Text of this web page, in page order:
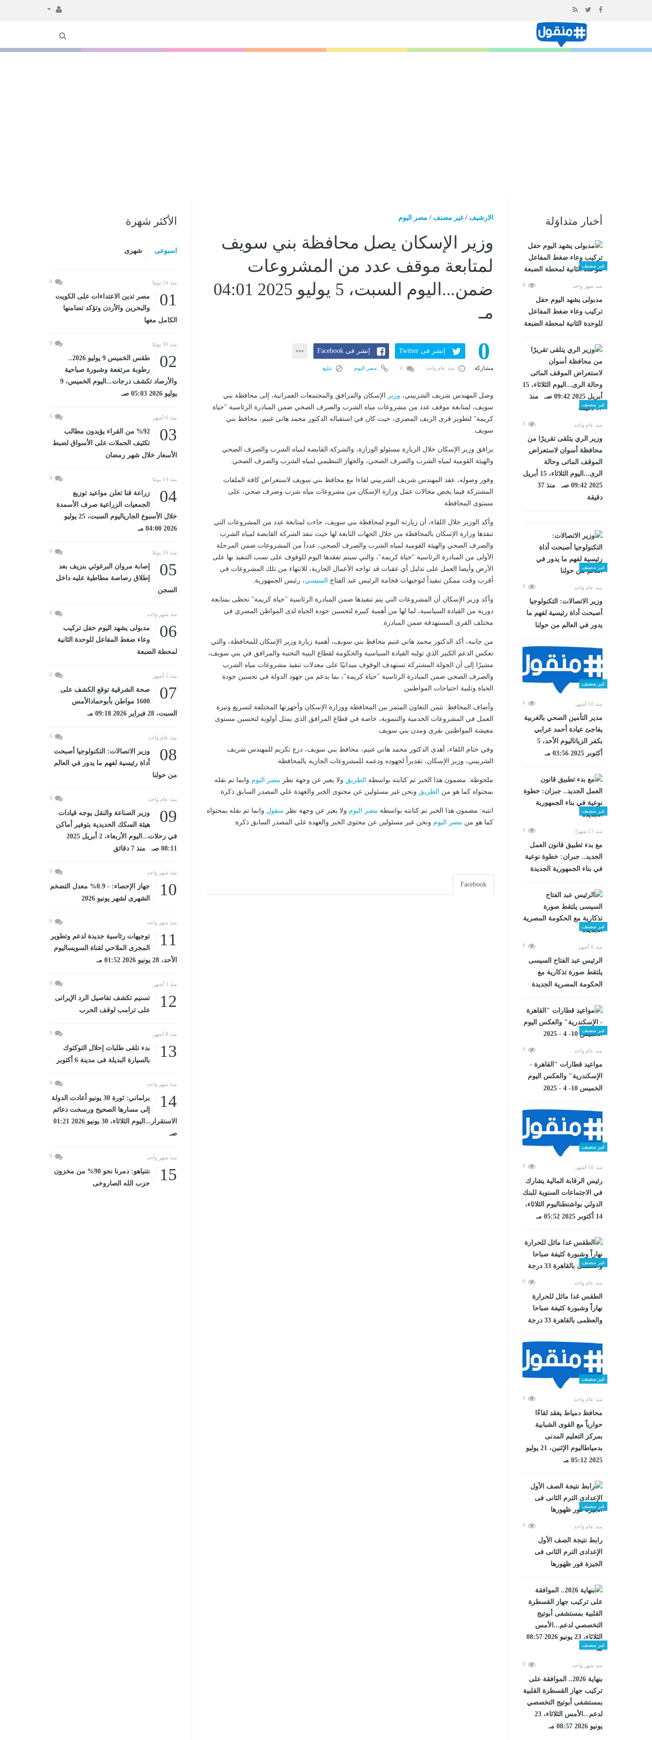
المحتوى
أخبار متداوَلة
غير مصنف
منذ شهر واحد 0
مدبولى يشهد اليوم حفل
تركيب وعاء ضغط المفاعل
للوحدة الثانية لمحطة الضبعة
غير مصنف
منذ عام واحد 0
وزير الري يتلقى تقريرًا من
محافظة أسوان لاستعراض
الموقف المائى وحالة
الرى...اليوم الثلاثاء، 15 أبريل
2025 09:42 صـ منذ 37
دقيقة
غير مصنف
منذ عام واحد 0
وزير الاتصالات: التكنولوجيا
أصبحت أداة رئيسية لفهم ما
يدور في العالم من حولنا
غير مصنف
منذ 10 أشهر 0
مدير التأمين الصحي بالغربية
يفاجئ عيادة أحمد عرابي
بكفر الزياتاليوم الأحد، 5
أكتوبر 2025 03:56 مـ
غير مصنف
منذ 11 شهرًا 0
مع بدء تطبيق قانون العمل
الجديد.. جبران: خطوة نوعية
في بناء الجمهورية الجديدة
غير مصنف
منذ 6 أشهر 0
الرئيس عبد الفتاح السيسى
يلتقط صورة تذكارية مع
الحكومة المصرية الجديدة
غير مصنف
منذ عام واحد 0
مواعيد قطارات "القاهرة -
الإسكندرية" والعكس اليوم
الخميس 10- 4 - 2025
غير مصنف
منذ 10 أشهر 0
رئيس الرقابة المالية يشارك
في الاجتماعات السنوية للبنك
الدولي بواشنطناليوم الثلاثاء،
14 أكتوبر 2025 05:52 مـ
غير مصنف
منذ عام واحد 0
الطقس غدا مائل للحرارة
نهاراً وشبورة كثيفة صباحا
والعظمى بالقاهرة 33 درجة
غير مصنف
منذ عام واحد 0
محافظ دمياط يعقد لقاءًا
حوارياً مع القوى الشبابية
بمركز التعليم المدنى
بدمياطاليوم الإثنين، 21 يوليو
2025 05:12 مـ
غير مصنف
منذ عام واحد 0
رابط نتيجة الصف الأول
الإعدادى الترم الثانى فى
الجيزة فور ظهورها
غير مصنف
منذ شهر واحد 0
بنهاية 2026.. الموافقة على
تركيب جهاز القسطرة القلبية
بمستشفى أبوتيج التخصصي
لدعم...الأمس الثلاثاء، 23
يونيو 2026 08:57 مـ
الارشيف /غير مصنف / مصر اليوم
وزير الإسكان يصل محافظة بني سويف
لمتابعة موقف عدد من المشروعات
ضمن...اليوم السبت، 5 يوليو 2025 04:01
مـ
0
مشاركة
إنشر فى Twitter إنشر فى Facebook
منذ عام واحد مصر اليوم تبليغ
وصل المهندس شريف الشربيني، وزير
الإسكان والمرافق والمجتمعات العمرانية، إلى محافظة بني
سويف، لمتابعة موقف عدد من مشروعات مياه الشرب والصرف الصحي ضمن المبادرة الرئاسية "حياة
كريمة" لتطوير قرى الريف المصري، حيث كان في استقباله الدكتور محمد هاني غنيم، محافظ بني
سويف.
يرافق وزير الإسكان خلال الزيارة مسئولو الوزارة، والشركة القابضة لمياه الشرب والصرف الصحي
والهيئة القومية لمياه الشرب والصرف الصحي، والجهاز التنظيمي لمياه الشرب والصرف الصحي.
وفور وصوله، عقد المهندس شريف الشربيني لقاءا مع محافظ بني سويف لاستعراض كافة الملفات
المشتركة فيما يخص مجالات عمل وزارة الإسكان من مشروعات مياه شرب وصرف صحي، على
مستوى المحافظة.
وأكد الوزير خلال اللقاء، أن زيارته اليوم لمحافظة بني سويف، جاءت لمتابعة عدد من المشروعات التي
تنفذها وزارة الإسكان بالمحافظة من خلال الجهات التابعة لها حيث تنفذ الشركة القابضة لمياه الشرب
والصرف الصحي والهيئة القومية لمياه الشرب والصرف الصحي، عددآ من المشروعات ضمن المرحلة
الأولى من المبادرة الرئاسية "حياة كريمة"، والتي سيتم تفقدها اليوم للوقوف على نسب التنفيذ بها على
الأرض وأيضا العمل على تذليل أي عقبات قد تواجه الأعمال الجارية، للانتهاء من تلك المشروعات في
أقرب وقت ممكن تنفيذاً لتوجيهات فخامة الرئيس عبد الفتاح
السيسي، رئيس الجمهورية.
وأكد وزير الإسكان أن المشروعات التي يتم تنفيذها ضمن المبادرة الرئاسية "حياة كريمة" تحظى بمتابعة
دورية من القيادة السياسية، لما لها من أهمية كبيرة لتحسين جودة الحياة لدى المواطن المصري في
مختلف القرى المستهدفة ضمن المبادرة.
من جانبه، أكد الدكتور محمد هاني غنيم محافظ بني سويف، أهمية زيارة وزير الإسكان للمحافظة، والتي
تعكس الدعم الكبير الذي توليه القيادة السياسية والحكومة لقطاع البنية التحتية والمرافق في بني سويف،
مشيرًا إلى أن الجولة المشتركة تستهدف الوقوف ميدانيًا على معدلات تنفيذ مشروعات مياه الشرب
والصرف الصحي ضمن المبادرة الرئاسية "حياة كريمة"، بما يدعم من جهود الدولة في تحسين جودة
الحياة وتلبية احتياجات المواطنين.
وأضاف المحافظ: نثمن التعاون المثمر بين المحافظة ووزارة الإسكان وأجهزتها المختلفة لتسريع وتيرة
العمل في المشروعات الخدمية والتنموية، خاصة في قطاع المرافق الذي يمثل أولوية لتحسين مستوى
معيشة المواطنين بقرى ومدن بني سويف.
وفي ختام اللقاء، أهدى الدكتور محمد هاني غنيم، محافظ بني سويف، درع تكريم للمهندس شريف
الشربيني، وزير الإسكان، تقديراً لجهوده ودعمه للمشروعات الجارية بالمحافظة.
ملحوظة: مضمون هذا الخبر تم كتابته بواسطة الطريق ولا يعبر عن وجهة نظر مصر اليوم وانما تم نقله
بمحتواه كما هو من
الطريق ونحن غير مسئولين عن محتوى الخبر والعهدة علي المصدر السابق ذكرة.
انتبه: مضمون هذا الخبر تم كتابته بواسطة مصر اليوم ولا يعبر عن وجهة نظر منقول وانما تم نقله بمحتواه
كما هو من مصر اليوم ونحن غير مسئولين عن محتوى الخبر والعهدة علي المصدر السابق ذكرة.
Facebook
الأكثر شهرة
اسبوعى شهرى
منذ 24 يومًا 0
01
مصر تدين الاعتداءات على الكويت
والبحرين والأردن وتؤكد تضامنها
الكامل معها
منذ 30 يومًا 0
02
طقس الخميس 9 يوليو 2026..
رطوبة مرتفعة وشبورة صباحية
والأرصاد تكشف درجات...اليوم الخميس، 9
يوليو 2026 05:03 صـ
منذ 6 أشهر 0
03
%92 من القراء يؤيدون مطالب
تكثيف الحملات على الأسواق لضبط
الأسعار خلال شهر رمضان
منذ 14 يومًا 0
04
زراعة قنا تعلن مواعيد توزيع
الجمعيات الزراعية صرف الأسمدة
خلال الأسبوع الجارياليوم السبت، 25 يوليو
2026 04:00 مـ
منذ 26 يومًا 0
05
إصابة مروان البرغوثي بنزيف بعد
إطلاق رصاصة مطاطية عليه داخل
السجن
منذ شهر واحد 0
06
مدبولى يشهد اليوم حفل تركيب
وعاء ضغط المفاعل للوحدة الثانية
لمحطة الضبعة
منذ 5 أشهر 0
07
صحة الشرقية توقع الكشف على
1600 مواطن بأبوحمادالأمس
السبت، 28 فبراير 2026 09:18 مـ
منذ عام واحد 0
08
وزير الاتصالات: التكنولوجيا أصبحت
أداة رئيسية لفهم ما يدور في العالم
من حولنا
منذ عام واحد 0
09
وزير الصناعة والنقل يوجه قيادات
هيئة السكك الحديدية بتوفير أماكن
في رحلات...اليوم الأربعاء، 2 أبريل 2025
08:11 صـ منذ 7 دقائق
منذ شهر واحد 0
10
جهاز الإحصاء: - 0.9% معدل التضخم
الشهرى لشهر يونيو 2026
منذ شهر واحد 0
11
توجيهات رئاسية جديدة لدعم وتطوير
المجرى الملاحي لقناة السويساليوم
الأحد، 28 يونيو 2026 01:52 مـ
منذ 3 أشهر 0
12
تسنيم تكشف تفاصيل الرد الإيرانى
على ترامب لوقف الحرب
منذ 8 أشهر 0
13
بدء تلقى طلبات إحلال التوكتوك
بالسيارة البديلة فى مدينة 6 أكتوبر
منذ شهر واحد 0
14
برلماني: ثورة 30 يونيو أعادت الدولة
إلى مسارها الصحيح ورسخت دعائم
الاستقرار...اليوم الثلاثاء، 30 يونيو 2026 01:21
صـ
منذ شهر واحد 0
15
نتنياهو: دمرنا نحو 90% من مخزون
حزب الله الصاروخى